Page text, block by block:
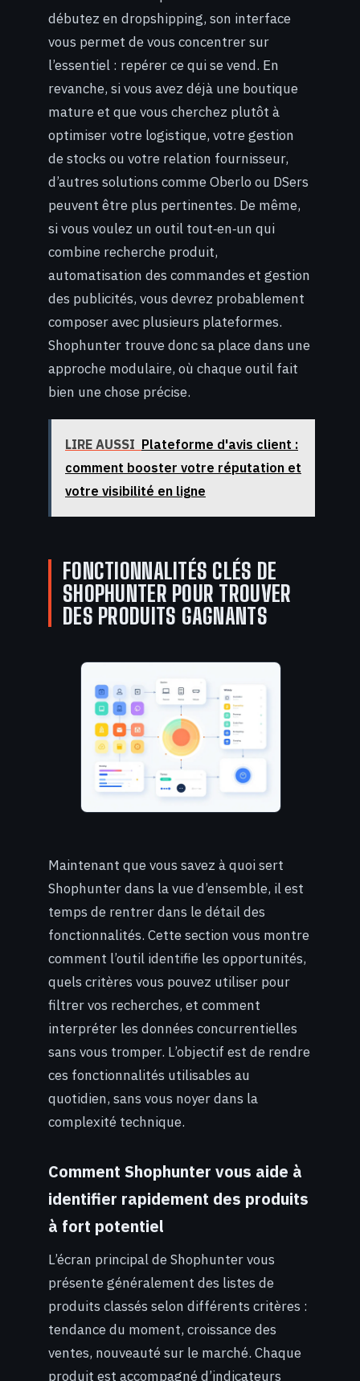
débutez en dropshipping, son interface
vous permet de vous concentrer sur
l’essentiel : repérer ce qui se vend. En
revanche, si vous avez déjà une boutique
mature et que vous cherchez plutôt à
optimiser votre logistique, votre gestion
de stocks ou votre relation fournisseur,
d’autres solutions comme Oberlo ou DSers
peuvent être plus pertinentes. De même,
si vous voulez un outil tout‑en‑un qui
combine recherche produit,
automatisation des commandes et gestion
des publicités, vous devrez probablement
composer avec plusieurs plateformes.
Shophunter trouve donc sa place dans une
approche modulaire, où chaque outil fait
bien une chose précise.
LIRE AUSSI Plateforme d'avis client :
comment booster votre réputation et
votre visibilité en ligne
FONCTIONNALITÉS CLÉS DE
SHOPHUNTER POUR TROUVER
DES PRODUITS GAGNANTS
Maintenant que vous savez à quoi sert
Shophunter dans la vue d’ensemble, il est
temps de rentrer dans le détail des
fonctionnalités. Cette section vous montre
comment l’outil identifie les opportunités,
quels critères vous pouvez utiliser pour
filtrer vos recherches, et comment
interpréter les données concurrentielles
sans vous tromper. L’objectif est de rendre
ces fonctionnalités utilisables au
quotidien, sans vous noyer dans la
complexité technique.
Comment Shophunter vous aide à
identifier rapidement des produits
à fort potentiel
L’écran principal de Shophunter vous
présente généralement des listes de
produits classés selon différents critères :
tendance du moment, croissance des
ventes, nouveauté sur le marché. Chaque
produit est accompagné d’indicateurs